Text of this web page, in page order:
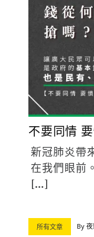
不要同情
新冠肺炎帶
在我們眼前
[…]
所有文章 By